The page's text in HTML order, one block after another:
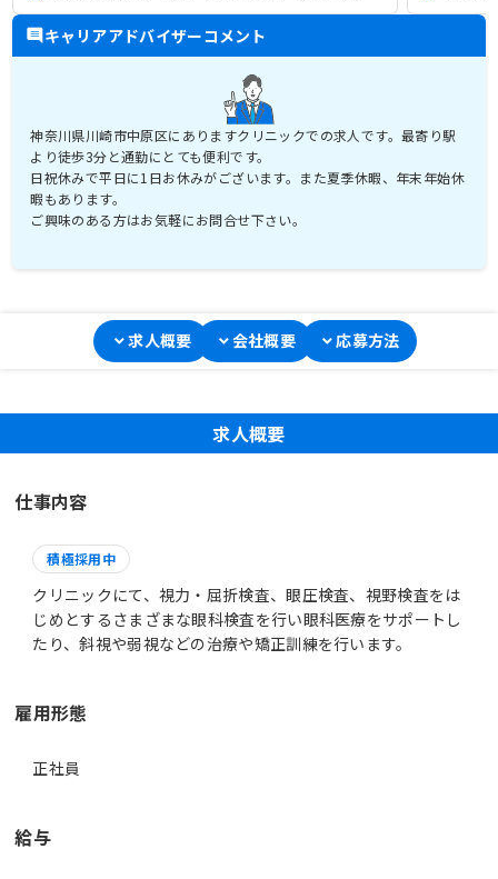
キャリアアドバイザーコメント
神奈川県川崎市中原区にありますクリニックでの求人です。最寄り駅
より徒歩3分と通勤にとても便利です。
日祝休みで平日に1日お休みがございます。また夏季休暇、年末年始休
暇もあります。
ご興味のある方はお気軽にお問合せ下さい。
求人概要 会社概要 応募方法
求人概要
仕事内容
積極採用中
クリニックにて、視力・屈折検査、眼圧検査、視野検査をは
じめとするさまざまな眼科検査を行い眼科医療をサポートし
たり、斜視や弱視などの治療や矯正訓練を行います。
雇用形態
正社員
給与